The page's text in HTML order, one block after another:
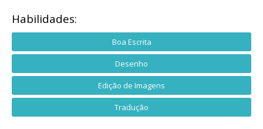
Habilidades:
Boa Escrita
Desenho
Edição de Imagens
Tradução